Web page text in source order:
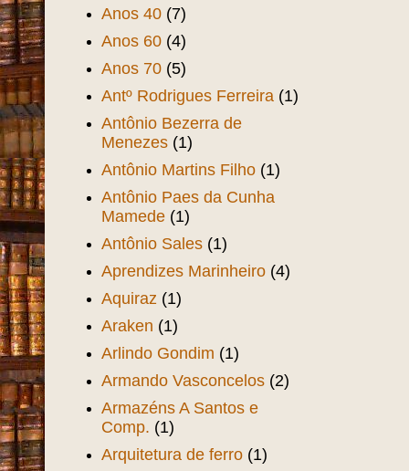
Anos 40 (7)
Anos 60 (4)
Anos 70 (5)
Antº Rodrigues Ferreira (1)
Antônio Bezerra de
Menezes (1)
Antônio Martins Filho (1)
Antônio Paes da Cunha
Mamede (1)
Antônio Sales (1)
Aprendizes Marinheiro (4)
Aquiraz (1)
Araken (1)
Arlindo Gondim (1)
Armando Vasconcelos (2)
Armazéns A Santos e
Comp. (1)
Arquitetura de ferro (1)